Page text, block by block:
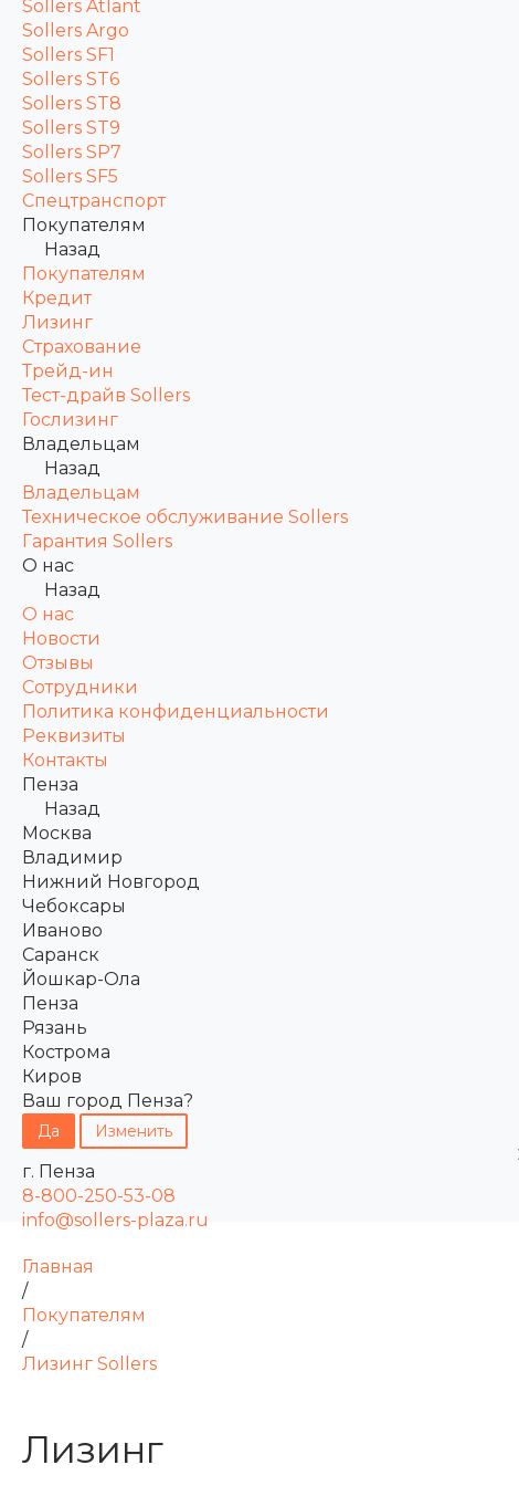
Sollers Atlant
Sollers Argo
Sollers SF1
Sollers ST6
Sollers ST8
Sollers ST9
Sollers SP7
Sollers SF5
Спецтранспорт
Покупателям
Назад
Покупателям
Кредит
Лизинг
Страхование
Трейд-ин
Тест-драйв Sollers
Гослизинг
Владельцам
Назад
Владельцам
Техническое обслуживание Sollers
Гарантия Sollers
О нас
Назад
О нас
Новости
Отзывы
Сотрудники
Политика конфиденциальности
Реквизиты
Контакты
Пенза
Назад
Москва
Владимир
Нижний Новгород
Чебоксары
Иваново
Саранск
Йошкар-Ола
Пенза
Рязань
Кострома
Киров
Ваш город Пенза?
Да Изменить
г. Пенза
8-800-250-53-08
info@sollers-plaza.ru
Главная
/
Покупателям
/
Лизинг Sollers
Лизинг